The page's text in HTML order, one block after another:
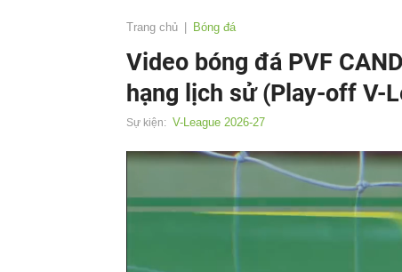
Trang chủ Bóng đá
Video bóng đá PVF
hạng lịch sử (Play-off V-
Sự kiện: V-League 2026-27